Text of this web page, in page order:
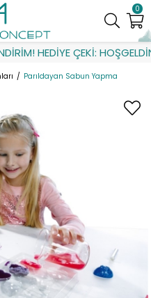
HEDİYE ÇEKİ: HOŞGELDİN
0
Parıldayan Sabun Yapma